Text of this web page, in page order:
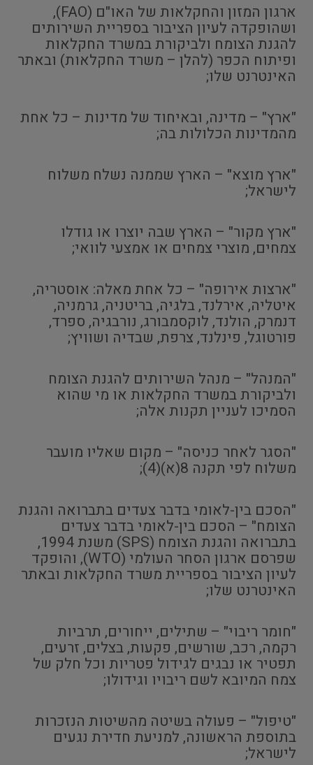
ארגון המזון והחקלאות של האו"ם (FAO),
ושהופקדה לעיון הציבור בספריית השירותים
להגנת הצומח ולביקורת במשרד החקלאות
ופיתוח הכפר (להלן – משרד החקלאות) ובאתר
האינטרנט שלו;
"ארץ" – מדינה, ובאיחוד של מדינות – כל אחת
מהמדינות הכלולות בה;
"ארץ מוצא" – הארץ שממנה נשלח משלוח
לישראל;
"ארץ מקור" – הארץ שבה יוצרו או גודלו
צמחים, מוצרי צמחים או אמצעי לוואי;
"ארצות אירופה" – כל אחת מאלה: אוסטריה,
איטליה, אירלנד, בלגיה, בריטניה, גרמניה,
דנמרק, הולנד, לוקסמבורג, נורבגיה, ספרד,
פורטוגל, פינלנד, צרפת, שבדיה ושוויץ;
"המנהל" – מנהל השירותים להגנת הצומח
ולביקורת במשרד החקלאות או מי שהוא
הסמיכו לעניין תקנות אלה;
"הסגר לאחר כניסה" – מקום שאליו מועבר
משלוח לפי תקנה 8(א)(4);
"הסכם בין-לאומי בדבר צעדים בתברואה והגנת
הצומח" – הסכם בין-לאומי בדבר צעדים
בתברואה והגנת הצומח (SPS) משנת 1994,
שפרסם ארגון הסחר העולמי (WTO), והופקד
לעיון הציבור בספריית משרד החקלאות ובאתר
האינטרנט שלו;
"חומר ריבוי" – שתילים, ייחורים, תרביות
רקמה, רכב, שורשים, פקעות, בצלים, זרעים,
תפטיר או נבגים לגידול פטריות וכל חלק של
צמח המיובא לשם ריבויו וגידולו;
"טיפול" – פעולה בשיטה מהשיטות הנזכרות
בתוספת הראשונה, למניעת חדירת נגעים
לישראל;